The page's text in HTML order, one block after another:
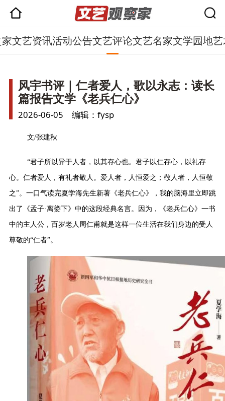
文艺资讯活动公告文艺评论文艺名家文学园地
风宇书评｜仁者爱人，歌以永志：读长
篇报告文学《老兵仁心》
2026-06-05 编辑：fysp
文/张建秋
“君子所以异于人者，以其存心也。君子以仁存心，以礼存
心。仁者爱人，有礼者敬人。爱人者，人恒爱之；敬人者，人恒敬
之”。一口气读完夏学海先生新著《老兵仁心》，我的脑海里立即跳
出了《孟子·离娄下》中的这段经典名言。因为，《老兵仁心》一书
中的主人公，百岁老人周仁甫就是这样一位生活在我们身边的受人
尊敬的“仁者”。